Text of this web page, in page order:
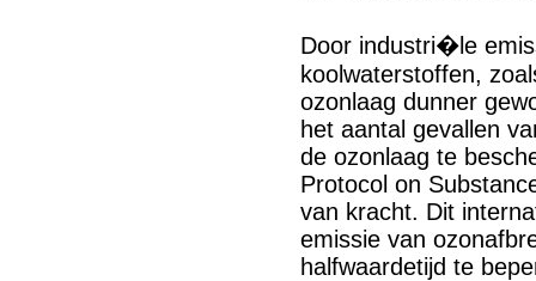
Door industri�le
koolwaterstoffen,
ozonlaag dunner
het aantal gevallen
de ozonlaag te
Protocol on
van kracht. Dit
emissie van
halfwaardetijd te